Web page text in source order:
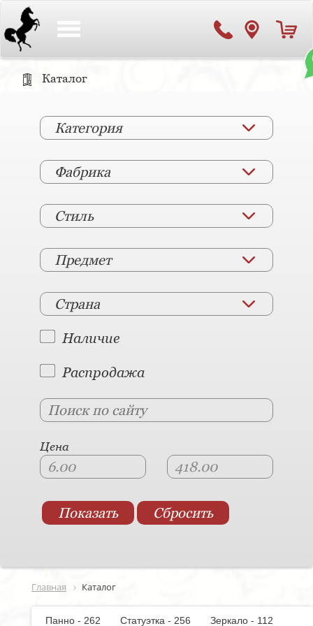
Каталог
Категория
Фабрика
Стиль
Предмет
Страна
Наличие
Распродажа
Цена
Главная Каталог
Панно - 262 Статуэтка - 256
Зеркало - 112